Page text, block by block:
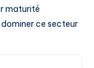
maturité
ce secteur